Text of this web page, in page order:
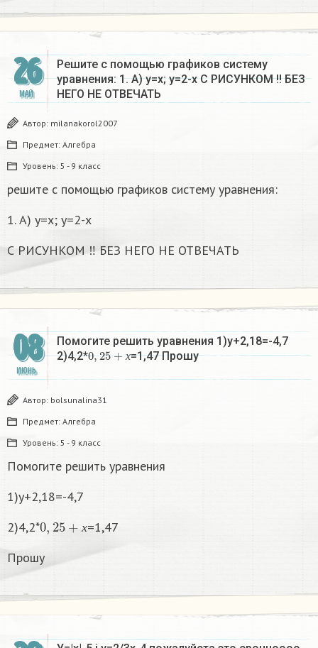
26
МАЙ
Решите с помощью графиков систему
уравнения: 1. А) у=х; у=2-х С РИСУНКОМ ‼️ БЕЗ
НЕГО НЕ ОТВЕЧАТЬ
Автор: milanakorol2007
Предмет: Алгебра
Уровень: 5 - 9 класс
решите с помощью графиков систему уравнения:
1. А) у=х; у=2-х
С РИСУНКОМ ‼️ БЕЗ НЕГО НЕ ОТВЕЧАТЬ
08
ИЮНЬ
Помогите решить уравнения 1)у+2,18=-4,7
2)4,2*
х
0,25 +х =1,47 Прошу
Автор: bolsunalina31
Предмет: Алгебра
Уровень: 5 - 9 класс
Помогите решить уравнения
1)у+2,18=-4,7
2)4,2*
х
0 25+
=1,47
Прошу